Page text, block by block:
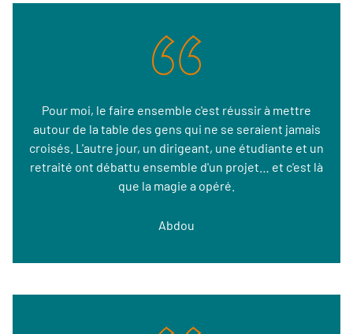
Pour moi, le faire ensemble c'est réussir à mettre
autour de la table des gens qui ne se seraient jamais
croisés. L'autre jour, un dirigeant, une étudiante et un
retraité ont débattu ensemble d'un projet… et c'est là
que la magie a opéré.
Abdou